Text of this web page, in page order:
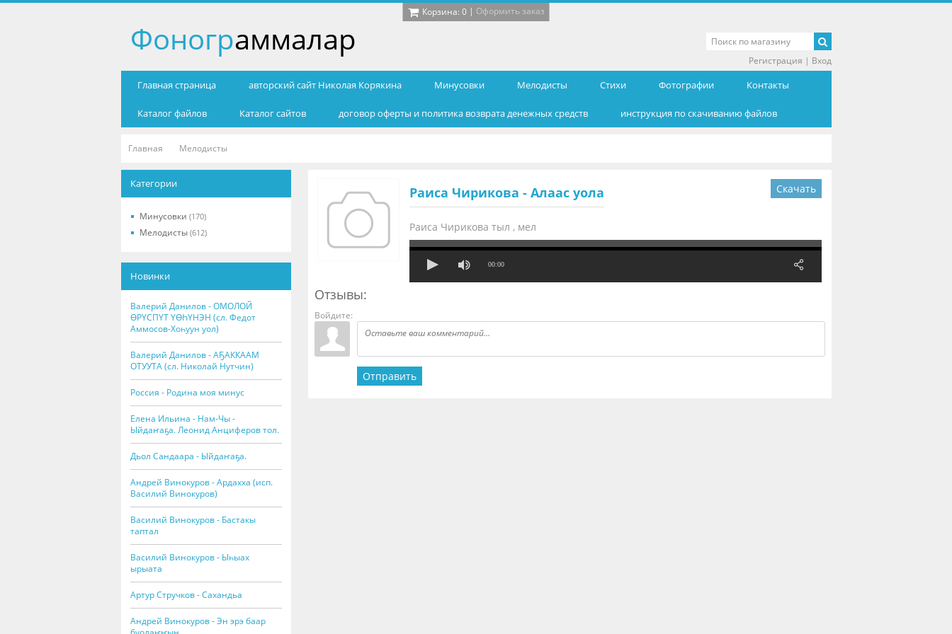
Корзина: 0| Оформить заказ
Фонограммалар
Главная страница авторский сайт Николая Корякина Минусовки Мелодисты Cтихи Фотографии Контакты
Каталог файлов Каталог сайтов договор оферты и политика возврата денежных средств инструкция по скачиванию файлов
Регистрация | Вход
Главная Мелодисты
Раиса Чирикова - Алаас уола Скачать
Раиса Чирикова тыл , мел
00:00
Отзывы:
Войдите:
Отправить
Категории
Минусовки (170)
Мелодисты (612)
Новинки
Валерий Данилов - ОМОЛОЙ
ӨРҮСПҮТ ҮӨҺҮНЭН (сл. Федот
Аммосов-Хоһуун уол)
Валерий Данилов - АҔАККААМ
ОТУУТА (сл. Николай Нутчин)
Россия - Родина моя минус
Елена Ильина - Нам-Чы -
Ыйдаҥаҕа. Леонид Анциферов тол.
Дьол Сандаара - Ыйдаҥаҕа.
Андрей Винокуров - Ардахха (исп.
Василий Винокуров)
Василий Винокуров - Бастакы
таптал
Василий Винокуров - Ыһыах
ырыата
Артур Стручков - Сахандьа
Андрей Винокуров - Эн эрэ баар